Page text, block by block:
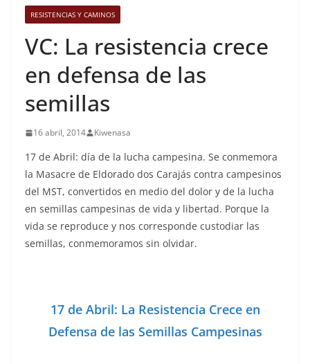
RESISTENCIAS Y CAMINOS
VC: La resistencia crece
en defensa de las
semillas
16 abril, 2014 Kiwenasa
17 de Abril: día de la lucha campesina. Se conmemora
la Masacre de Eldorado dos Carajás contra campesinos
del MST, convertidos en medio del dolor y de la lucha
en semillas campesinas de vida y libertad. Porque la
vida se reproduce y nos corresponde custodiar las
semillas, conmemoramos sin olvidar.
17 de Abril: La Resistencia Crece en
Defensa de las Semillas Campesinas